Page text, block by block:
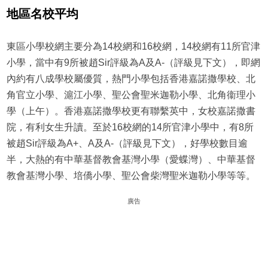
地區名校平均
東區小學校網主要分為14校網和16校網，14校網有11所官津
小學，當中有9所被趙Sir評級為A及A-（評級見下文），即網
內約有八成學校屬優質，熱門小學包括香港嘉諾撒學校、北
角官立小學、滬江小學、聖公會聖米迦勒小學、北角衞理小
學（上午）。香港嘉諾撒學校更有聯繫英中，女校嘉諾撒書
院，有利女生升讀。至於16校網的14所官津小學中，有8所
被趙Sir評級為A+、A及A-（評級見下文），好學校數目逾
半，大熱的有中華基督教會基灣小學（愛蝶灣）、中華基督
教會基灣小學、培僑小學、聖公會柴灣聖米迦勒小學等等。
廣告